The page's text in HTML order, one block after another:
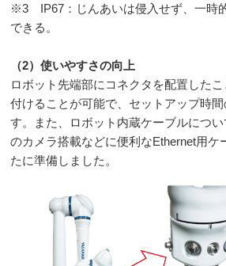
※3 IP67 ：じんあいは侵入せず、一時
できる。
（2）使いやすさの向上
ロボット先端部にコネクタを配置した
付けることが可能で、セットアップ時
す。また、ロボット内蔵ケーブルにつ
のカメラ搭載などに便利なEthernet用ケ
たに準備しました。